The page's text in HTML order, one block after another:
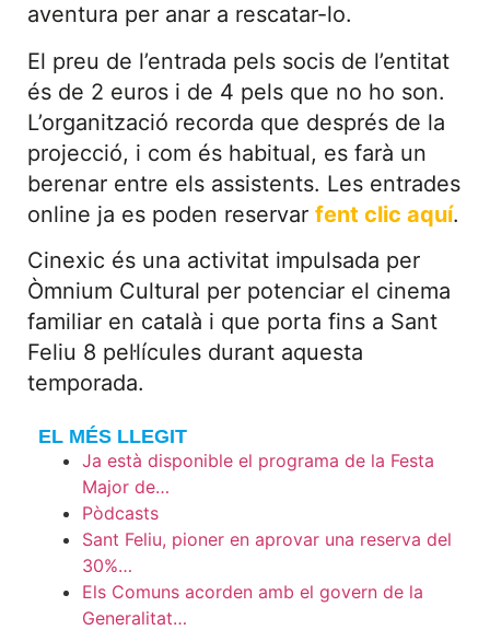
aventura per anar a rescatar-lo.
El preu de l’entrada pels socis de l’entitat
és de 2 euros i de 4 pels que no ho son.
L’organització recorda que després de la
projecció, i com és habitual, es farà un
berenar entre els assistents. Les entrades
online ja es poden reservar fent clic aquí.
Cinexic és una activitat impulsada per
Òmnium Cultural per potenciar el cinema
familiar en català i que porta fins a Sant
Feliu 8 pel·lícules durant aquesta
temporada.
EL MÉS LLEGIT
Ja està disponible el programa de la Festa
Major de…
Pòdcasts
Sant Feliu, pioner en aprovar una reserva del
30%…
Els Comuns acorden amb el govern de la
Generalitat…